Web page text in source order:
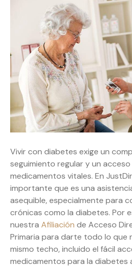
Vivir con diabetes exige un
seguimiento regular y un
medicamentos vitales. En
importante que es una
asequible, especialmente para
crónicas como la diabetes. Por
nuestra Afiliación de Acceso
Primaria para darte todo lo que
mismo techo, incluido el fácil
medicamentos para la diabetes